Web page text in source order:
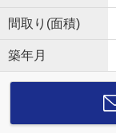
間取り(面積)
築年月